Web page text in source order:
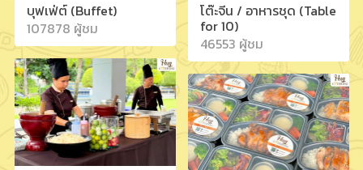
บุฟเฟ่ต์ (Buffet)
107878 ผู้ชม
โต๊ะจีน / อาหารชุด (Table
for 10)
46553 ผู้ชม